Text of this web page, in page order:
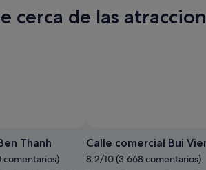
cerca de las
Thanh
comentarios)
Calle comercial Bui
8.2/10 (3.668 comentarios)